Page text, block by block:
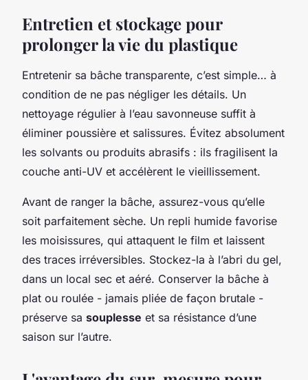
Entretien et stockage pour
prolonger la vie du plastique
Entretenir sa bâche transparente, c’est simple… à
condition de ne pas négliger les détails. Un
nettoyage régulier à l’eau savonneuse suffit à
éliminer poussière et salissures. Évitez absolument
les solvants ou produits abrasifs : ils fragilisent la
couche anti-UV et accélèrent le vieillissement.
Avant de ranger la bâche, assurez-vous qu’elle
soit parfaitement sèche. Un repli humide favorise
les moisissures, qui attaquent le film et laissent
des traces irréversibles. Stockez-la à l’abri du gel,
dans un local sec et aéré. Conserver la bâche à
plat ou roulée - jamais pliée de façon brutale -
préserve sa souplesse et sa résistance d’une
saison sur l’autre.